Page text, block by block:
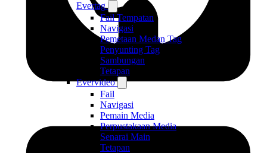
Evertag
Fail Tempatan
Navigasi
Pemetaan Medan Tag
Penyunting Tag
Sambungan
Tetapan
Evervideo
Fail
Navigasi
Pemain Media
Perpustakaan Media
Senarai Main
Tetapan